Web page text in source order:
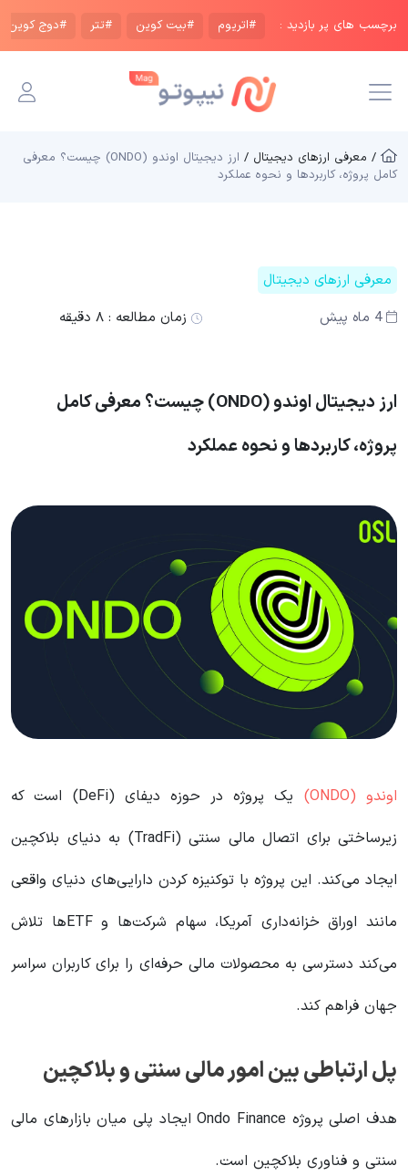
برچسب های پر بازدید : #اتریوم #بیت کوین #تتر #دوج کوین
/ معرفی ارزهای دیجیتال /
ارز دیجیتال اوندو (ONDO) چیست؟ معرفی
کامل پروژه، کاربردها و نحوه عملکرد
معرفی ارزهای دیجیتال
4 ماه پیش
زمان مطالعه : ۸ دقیقه
ارز دیجیتال اوندو (ONDO) چیست؟ معرفی کامل
پروژه، کاربردها و نحوه عملکرد
اوندو (ONDO)
یک پروژه در حوزه دیفای (DeFi) است که
زیرساختی برای اتصال مالی سنتی (TradFi) به دنیای بلاکچین
ایجاد می‌کند. این پروژه با توکنیزه کردن دارایی‌های دنیای واقعی
مانند اوراق خزانه‌داری آمریکا، سهام شرکت‌ها و ETFها تلاش
می‌کند دسترسی به محصولات مالی حرفه‌ای را برای کاربران سراسر
جهان فراهم کند.
پل ارتباطی بین امور مالی سنتی و بلاکچین
هدف اصلی پروژه Ondo Finance ایجاد پلی میان بازارهای مالی
سنتی و فناوری بلاکچین است.